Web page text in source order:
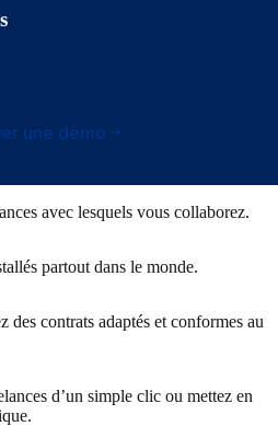
une démo
avec lesquels vous collaborez.
partout dans le monde.
des contrats adaptés et conformes au
d’un simple clic ou mettez en